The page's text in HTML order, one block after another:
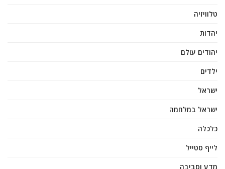
טלוויזיה
יהדות
יהודים עולם
ילדים
ישראל
ישראל במלחמה
כלכלה
לייף סטייל
מדע וסביבה